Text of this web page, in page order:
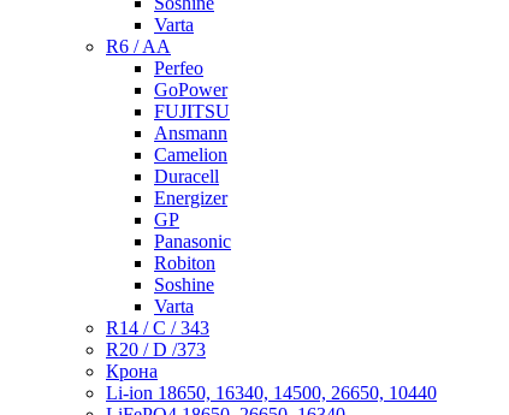
Varta
R6 / AA
Perfeo
GoPower
FUJITSU
Ansmann
Camelion
Duracell
Energizer
GP
Panasonic
Robiton
Soshine
Varta
R14 / C / 343
R20 / D /373
Крона
Li-ion 18650, 16340, 14500, 26650, 10440